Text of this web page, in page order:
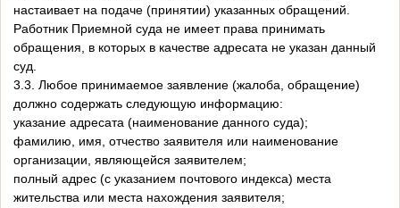
настаивает на подаче (принятии) указанных обращений.
Работник Приемной суда не имеет права принимать
обращения, в которых в качестве адресата не указан данный
суд.
3.3. Любое принимаемое заявление (жалоба, обращение)
должно содержать следующую информацию:
указание адресата (наименование данного суда);
фамилию, имя, отчество заявителя или наименование
организации, являющейся заявителем;
полный адрес (с указанием почтового индекса) места
жительства или места нахождения заявителя;